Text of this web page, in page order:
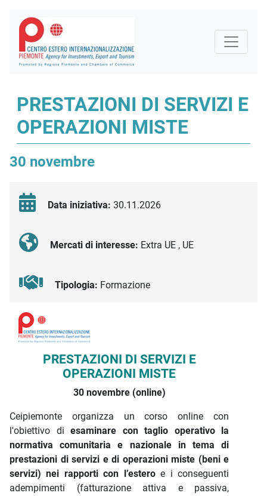
PRESTAZIONI DI SERVIZI E
OPERAZIONI MISTE
30 novembre
Data iniziativa: 30.11.2026
Mercati di interesse: Extra UE , UE
Tipologia: Formazione
Descrizione iniziativa
PRESTAZIONI DI SERVIZI E
OPERAZIONI MISTE
30 novembre (online)
Ceipiemonte organizza un corso online con
l'obiettivo di esaminare con taglio operativo la
normativa comunitaria e nazionale in tema di
prestazioni di servizi e di operazioni miste (beni e
servizi) nei rapporti con l’esteroe i conseguenti
adempimenti (fatturazione attiva e passiva,